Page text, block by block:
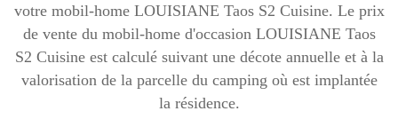
votre mobil-home LOUISIANE Taos S2 Cuisine. Le prix
de vente du mobil-home d'occasion LOUISIANE Taos
S2 Cuisine est calculé suivant une décote annuelle et à la
valorisation de la parcelle du camping où est implantée
la résidence.